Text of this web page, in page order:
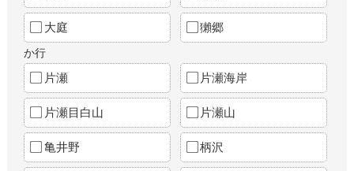
大庭 獺郷
か行
片瀬 片瀬海岸
片瀬目白山 片瀬山
亀井野 柄沢